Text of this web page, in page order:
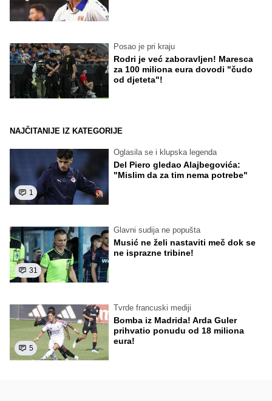
Posao je pri kraju
Rodri je već zaboravljen! Maresca
za 100 miliona eura dovodi "čudo
od djeteta"!
NAJČITANIJE IZ KATEGORIJE
1
Oglasila se i klupska legenda
Del Piero gledao Alajbegovića:
"Mislim da za tim nema potrebe"
31
Glavni sudija ne popušta
Musić ne želi nastaviti meč dok se
ne isprazne tribine!
5
Tvrde francuski mediji
Bomba iz Madrida! Arda Guler
prihvatio ponudu od 18 miliona
eura!